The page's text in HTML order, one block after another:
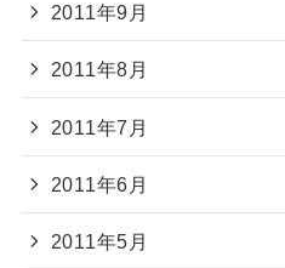
2011年9月
2011年8月
2011年7月
2011年6月
2011年5月